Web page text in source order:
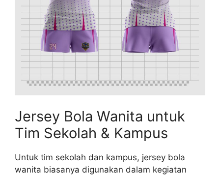
Jersey Bola Wanita untuk
Tim Sekolah & Kampus
Untuk tim sekolah dan kampus, jersey bola
wanita biasanya digunakan dalam kegiatan